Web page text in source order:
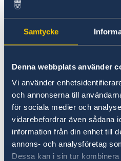
Samtycke
Denna webbplats använder
Vi använder
och annonserna till
för sociala medier och
vidarebefordrar även sådana
information från din enhet till
annons- och analysföretag
Dessa kan i sin tur
regler som gäller vid in-
och ammunition finns på
Tull- och
med flytt till Sverige:
rörlighet för varor och du
normalt inte anmäla
Tullverket.
tillhörigheter som det